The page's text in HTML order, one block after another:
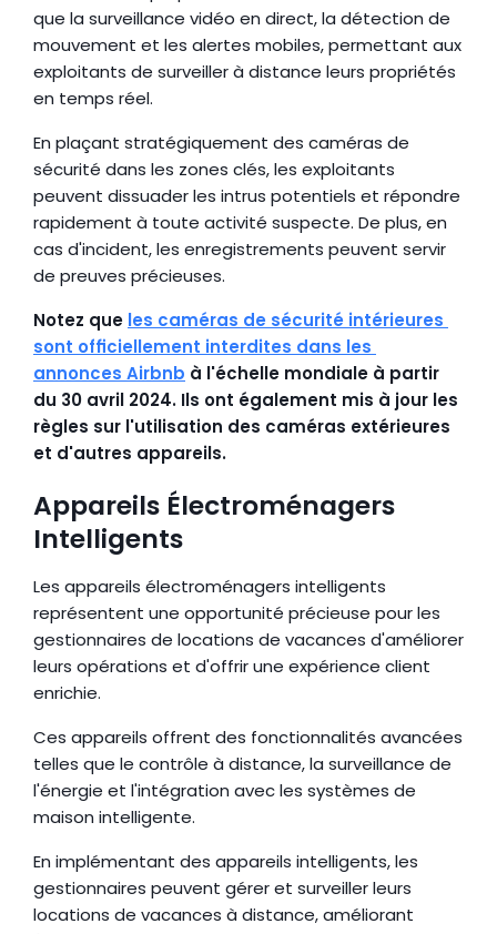
que la surveillance vidéo en direct, la détection de
mouvement et les alertes mobiles, permettant aux
exploitants de surveiller à distance leurs propriétés
en temps réel.
En plaçant stratégiquement des caméras de
sécurité dans les zones clés, les exploitants
peuvent dissuader les intrus potentiels et répondre
rapidement à toute activité suspecte. De plus, en
cas d'incident, les enregistrements peuvent servir
de preuves précieuses.
Notez que les caméras de sécurité intérieures
sont officiellement interdites dans les
annonces Airbnb à l'échelle mondiale à partir
du 30 avril 2024. Ils ont également mis à jour les
règles sur l'utilisation des caméras extérieures
et d'autres appareils.
Appareils Électroménagers
Intelligents
Les appareils électroménagers intelligents
représentent une opportunité précieuse pour les
gestionnaires de locations de vacances d'améliorer
leurs opérations et d'offrir une expérience client
enrichie.
Ces appareils offrent des fonctionnalités avancées
telles que le contrôle à distance, la surveillance de
l'énergie et l'intégration avec les systèmes de
maison intelligente.
En implémentant des appareils intelligents, les
gestionnaires peuvent gérer et surveiller leurs
locations de vacances à distance, améliorant